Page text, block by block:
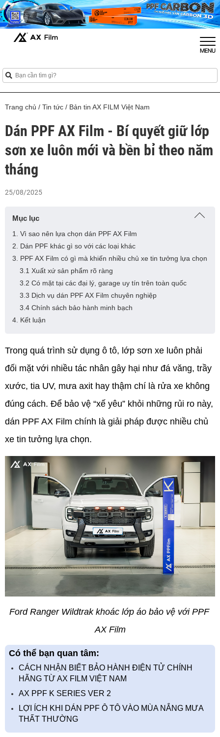
Trang chủ / Tin tức / Bản tin AX FILM Việt Nam
Dán PPF AX Film - Bí quyết giữ lớp
sơn xe luôn mới và bền bỉ theo năm
tháng
25/08/2025
Mục lục
1. Vì sao nên lựa chọn dán PPF AX Film
2. Dán PPF khác gì so với các loại khác
3. PPF AX Film có gì mà khiến nhiều chủ xe tin tưởng lựa chọn
3.1 Xuất xứ sản phẩm rõ ràng
3.2 Có mặt tại các đại lý, garage uy tín trên toàn quốc
3.3 Dịch vụ dán PPF AX Film chuyên nghiệp
3.4 Chính sách bảo hành minh bạch
4. Kết luận
Trong quá trình sử dụng ô tô, lớp sơn xe luôn phải
đối mặt với nhiều tác nhân gây hại như đá văng, trầy
xước, tia UV, mưa axit hay thậm chí là rửa xe không
đúng cách. Để bảo vệ “xế yêu” khỏi những rủi ro này,
dán PPF AX Film chính là giải pháp được nhiều chủ
xe tin tưởng lựa chọn.
Ford Ranger Wildtrak khoác lớp áo bảo vệ với PPF
AX Film
Có thể bạn quan tâm:
CÁCH NHẬN BIẾT BẢO HÀNH ĐIỆN TỬ CHÍNH
HÃNG TỪ AX FILM VIỆT NAM
AX PPF K SERIES VER 2
LỢI ÍCH KHI DÁN PPF Ô TÔ VÀO MÙA NẮNG MƯA
THẤT THƯỜNG